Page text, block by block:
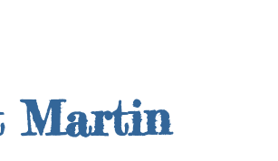
Martin